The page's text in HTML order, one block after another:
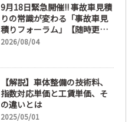
9月18日緊急開催!! 事故車見積
りの常識が変わる「事故車見
積りフォーラム」【随時更
新】
2026/08/04
【解説】車体整備の技術料、
指数対応単価と工賃単価、そ
の違いとは
2025/05/01